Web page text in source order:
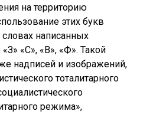
на территорию
этих букв
написанных
«С», «В», «Ф». Такой
надписей и изображений,
тоталитарного
режима»,